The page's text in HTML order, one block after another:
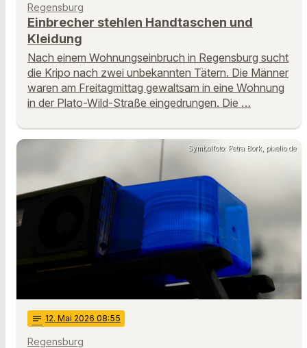
Regensburg
Einbrecher stehlen Handtaschen und
Kleidung
Nach einem Wohnungseinbruch in Regensburg sucht
die Kripo nach zwei unbekannten Tätern. Die Männer
waren am Freitagmittag gewaltsam in eine Wohnung
in der Plato-Wild-Straße eingedrungen. Die …
Symbolfoto: Petra Bork, pixelio.de
notes 12. Mai 2026 08:55
Regensburg